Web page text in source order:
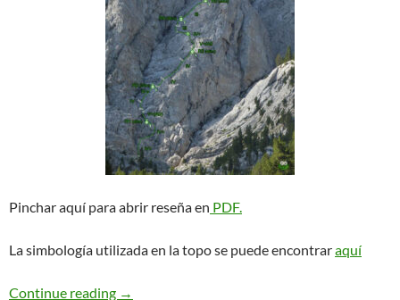
Pinchar aquí para abrir reseña en PDF.
La simbología utilizada en la topo se puede encontraraquí
Continue reading Homedes. Pedraforca
→